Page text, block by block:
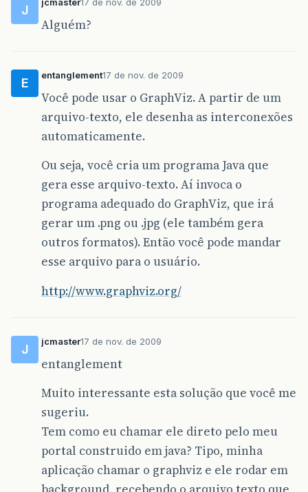
J
Alguém?
E
entanglement17 de nov. de 2009
Você pode usar o GraphViz. A partir de um
arquivo-texto, ele desenha as interconexões
automaticamente.
Ou seja, você cria um programa Java que
gera esse arquivo-texto. Aí invoca o
programa adequado do GraphViz, que irá
gerar um .png ou .jpg (ele também gera
outros formatos). Então você pode mandar
esse arquivo para o usuário.
http://www.graphviz.org/
J
jcmaster17 de nov. de 2009
entanglement
Muito interessante esta solução que você me
sugeriu.
Tem como eu chamar ele direto pelo meu
portal construido em java? Tipo, minha
aplicação chamar o graphviz e ele rodar em